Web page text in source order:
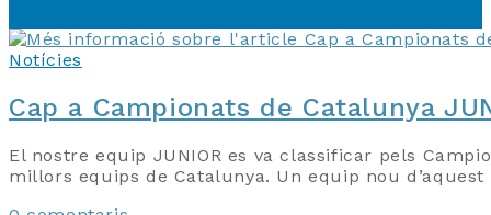
Notícies
Cap a Campionats de Catalunya
El nostre equip JUNIOR es va classificar pels
millors equips de Catalunya. Un equip nou d’aquest